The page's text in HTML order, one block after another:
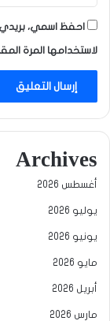
احفظ اسمي، بريدي
لاستخدامها المرة
Archives
أغسطس 2026
يوليو 2026
يونيو 2026
مايو 2026
أبريل 2026
مارس 2026